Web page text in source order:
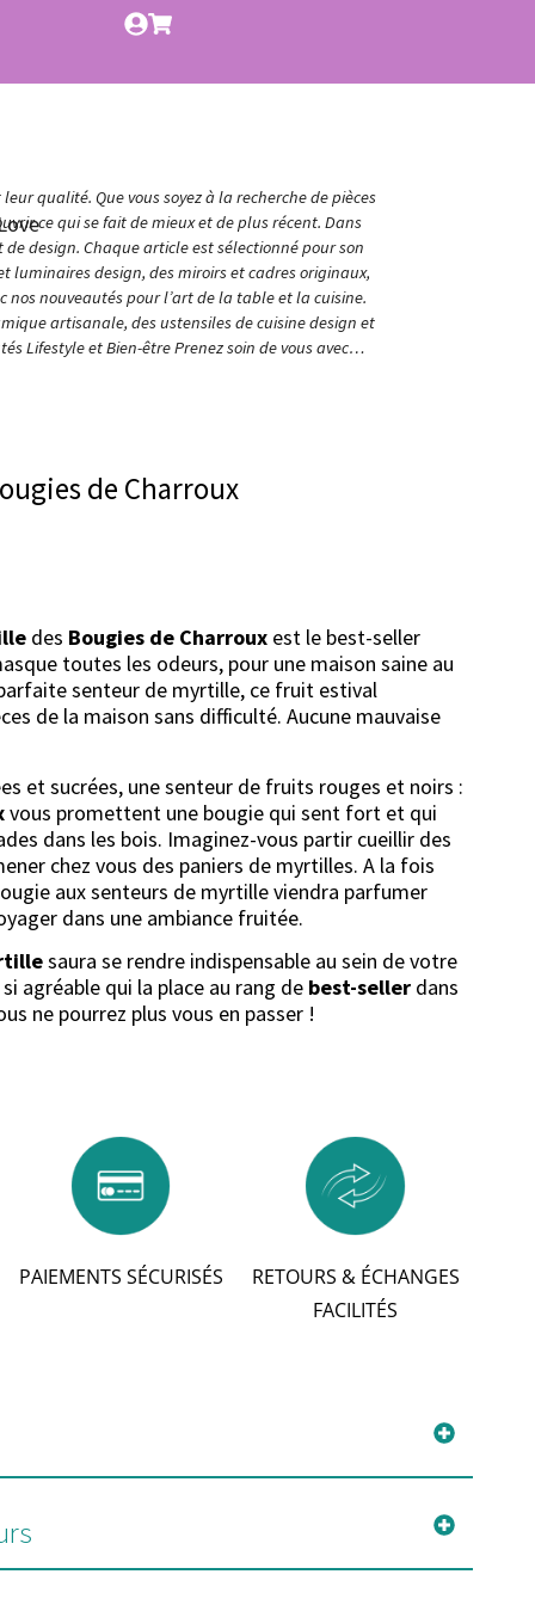
qualité. Que vous soyez à la recherche de pièces
ce qui se fait de mieux et de plus récent. Dans
design. Chaque article est sélectionné pour son
luminaires design, des miroirs et cadres originaux,
nos nouveautés pour l’art de la table et la cuisine.
artisanale, des ustensiles de cuisine design et
Lifestyle et Bien-être Prenez soin de vous avec…
de Charroux
des Bougies de Charroux est le best-seller
toutes les odeurs, pour une maison saine au
senteur de myrtille, ce fruit estival
de la maison sans difficulté. Aucune mauvaise
et sucrées, une senteur de fruits rouges et noirs :
vous promettent une bougie qui sent fort et qui
dans les bois. Imaginez-vous partir cueillir des
chez vous des paniers de myrtilles. A la fois
aux senteurs de myrtille viendra parfumer
dans une ambiance fruitée.
saura se rendre indispensable au sein de votre
agréable qui la place au rang de best-seller dans
ne pourrez plus vous en passer !
PAIEMENTS SÉCURISÉS
RETOURS & ÉCHANGES
FACILITÉS